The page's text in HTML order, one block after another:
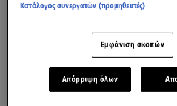
Κατάλογος συνεργατών (προμηθευτές)
Εμφάνιση σκοπών
Απόρριψη όλων